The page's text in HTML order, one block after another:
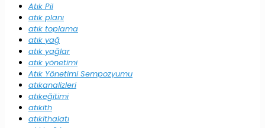
Atık Pil
atık planı
atık toplama
atık yağ
atık yağlar
atık yönetimi
Atık Yönetimi Sempozyumu
atıkanalizleri
atıkeğitimi
atıkith
atıkithalatı